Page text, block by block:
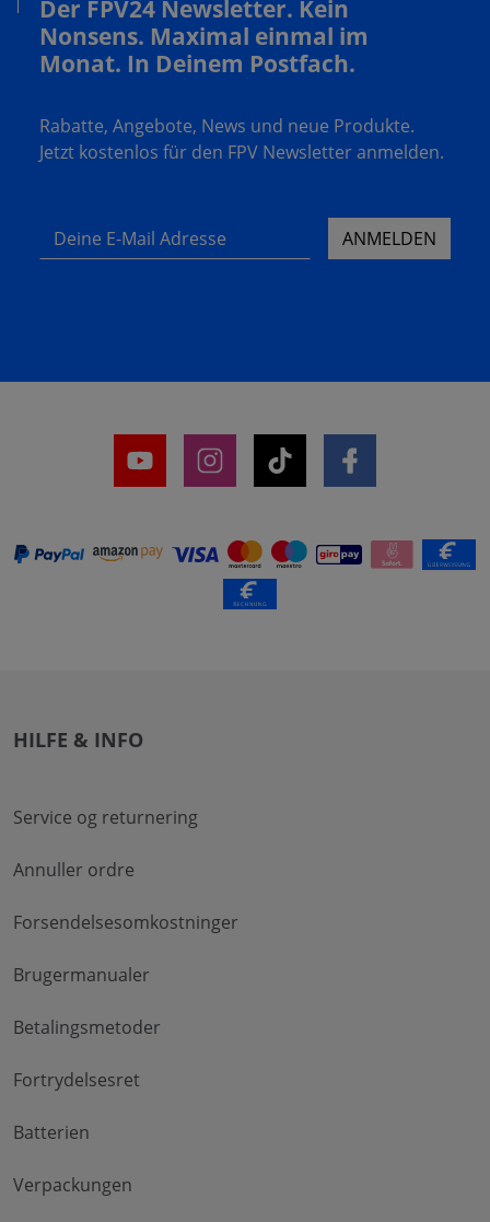
Der FPV24 Newsletter. Kein
Nonsens. Maximal einmal im
Monat. In Deinem Postfach.
Rabatte, Angebote, News und neue Produkte.
Jetzt kostenlos für den FPV Newsletter anmelden.
Deine E-Mail Adresse ANMELDEN
HILFE & INFO
Service og returnering
Annuller ordre
Forsendelsesomkostninger
Brugermanualer
Betalingsmetoder
Fortrydelsesret
Batterien
Verpackungen